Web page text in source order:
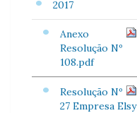
2017
Anexo
Resolução Nº
108.pdf
Resolução Nº
27 Empresa Elsy